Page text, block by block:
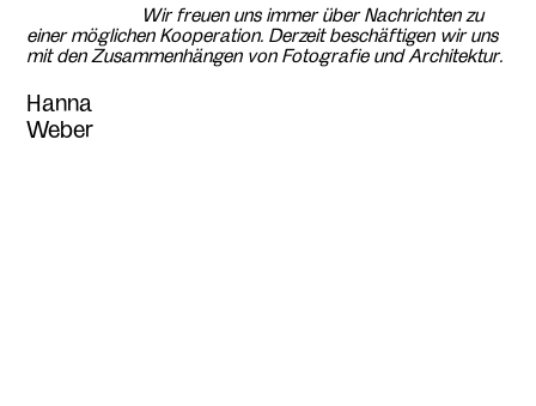
Wir freuen uns immer über Nachrichten zu
einer möglichen Kooperation. Derzeit beschäftigen wir uns
mit den Zusammenhängen von Fotografie und Architektur.
Hanna
Weber